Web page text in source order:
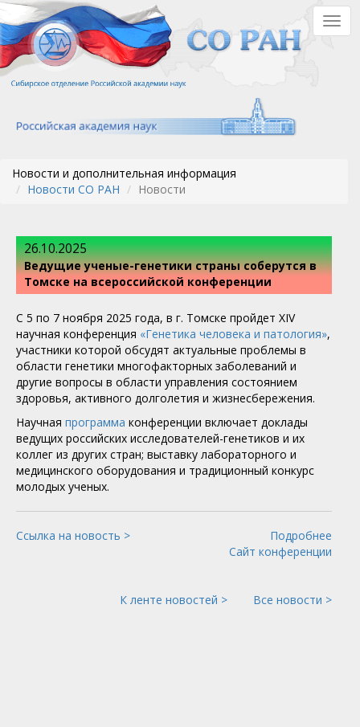
Перейти
к
основному
содержанию
Новости и дополнительная информация
Новости СО РАН
Новости
26.10.2025
Ведущие ученые-генетики страны соберутся в
Томске на всероссийской конференции
С 5 по 7 ноября 2025 года, в г. Томске пройдет XIV
научная конференция «Генетика человека и патология»,
участники которой обсудят актуальные проблемы в
области генетики многофакторных заболеваний и
другие вопросы в области управления состоянием
здоровья, активного долголетия и жизнесбережения.
Научная программа конференции включает доклады
ведущих российских исследователей-генетиков и их
коллег из других стран; выставку лабораторного и
медицинского оборудования и традиционный конкурс
молодых ученых.
Ссылка на новость >
Подробнее
Сайт конференции
К ленте новостей > Все новости >